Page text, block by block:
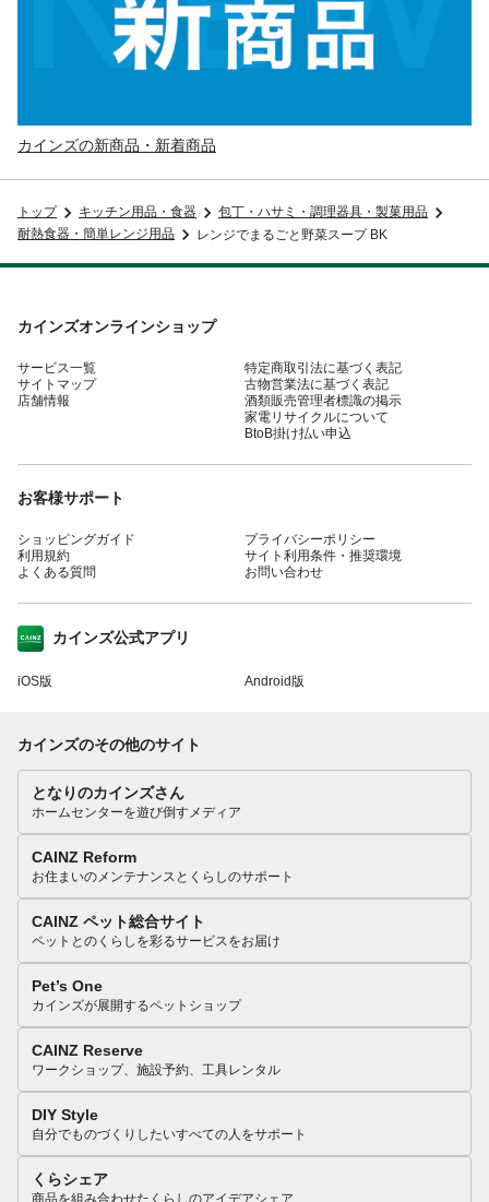
カインズの新商品・新着商品
トップ キッチン用品・食器
包丁・ハサミ・調理器具・製菓用品
耐熱食器・簡単レンジ用品
レンジでまるごと野菜スープ BK
カインズオンラインショップ
サービス一覧
サイトマップ
店舗情報
特定商取引法に基づく表記
古物営業法に基づく表記
酒類販売管理者標識の掲示
家電リサイクルについて
BtoB掛け払い申込
お客様サポート
ショッピングガイド
利用規約
よくある質問
プライバシーポリシー
サイト利用条件・推奨環境
お問い合わせ
カインズ公式アプリ
iOS版 Android版
カインズのその他のサイト
となりのカインズさん
ホームセンターを遊び倒すメディア
CAINZ Reform
お住まいのメンテナンスとくらしのサポート
CAINZ ペット総合サイト
ペットとのくらしを彩るサービスをお届け
Pet’s One
カインズが展開するペットショップ
CAINZ Reserve
ワークショップ、施設予約、工具レンタル
DIY Style
自分でものづくりしたいすべての人をサポート
くらシェア